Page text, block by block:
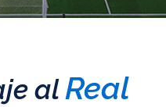
alReal